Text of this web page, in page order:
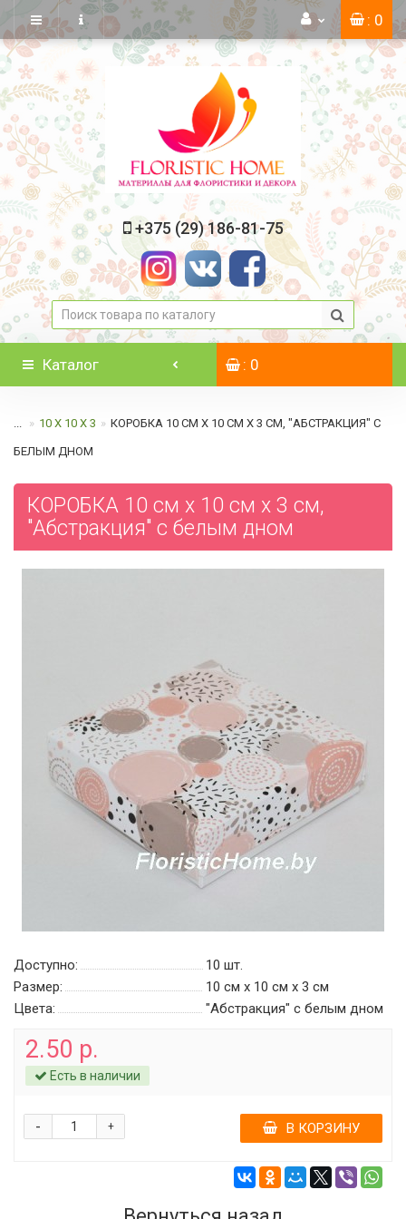
: 0
+375 (29) 186-81-75
Каталог : 0
... 10 Х 10 Х 3 КОРОБКА 10 СМ Х 10 СМ Х 3 СМ, "АБСТРАКЦИЯ" C
БЕЛЫМ ДНОМ
КОРОБКА 10 см х 10 см х 3 см,
"Абстракция" c белым дном
Доступно: 10 шт.
Размер:
10 см х 10 см х 3 см
Цвета:
"Абстракция" c белым дном
2.50 р.
Есть в наличии
+
- В КОРЗИНУ